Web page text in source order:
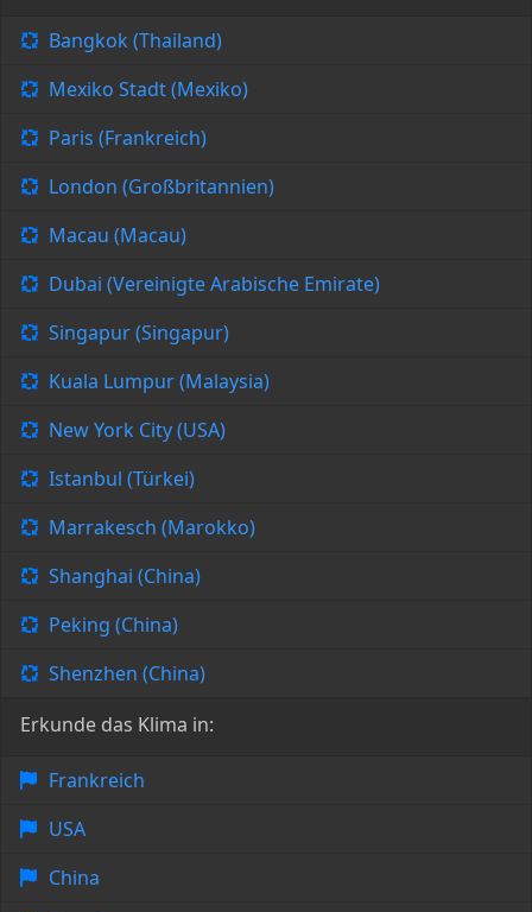
Bangkok (Thailand)
Mexiko Stadt (Mexiko)
Paris (Frankreich)
London (Großbritannien)
Macau (Macau)
Dubai (Vereinigte Arabische Emirate)
Singapur (Singapur)
Kuala Lumpur (Malaysia)
New York City (USA)
Istanbul (Türkei)
Marrakesch (Marokko)
Shanghai (China)
Peking (China)
Shenzhen (China)
Erkunde das Klima in:
Frankreich
USA
China